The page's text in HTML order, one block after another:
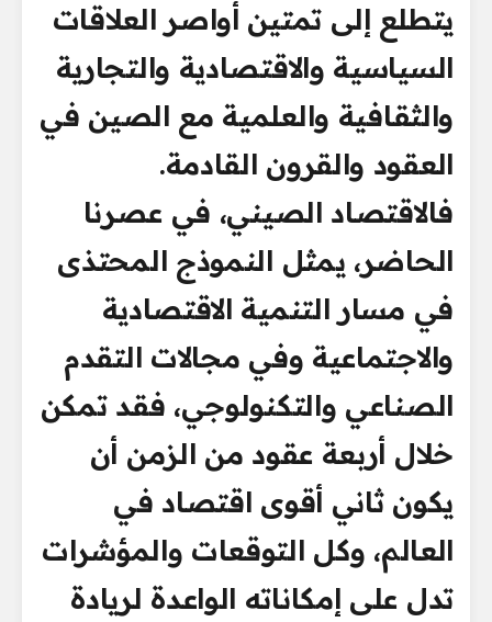
يتطلع إلى تمتين أواصر العلاقات
السياسية والاقتصادية والتجارية
والثقافية والعلمية مع الصين في
العقود والقرون القادمة.
فالاقتصاد الصيني، في عصرنا
الحاضر، يمثل النموذج المحتذى
في مسار التنمية الاقتصادية
والاجتماعية وفي مجالات التقدم
الصناعي والتكنولوجي، فقد تمكن
خلال أربعة عقود من الزمن أن
يكون ثاني أقوى اقتصاد في
العالم، وكل التوقعات والمؤشرات
تدل على إمكاناته الواعدة لريادة